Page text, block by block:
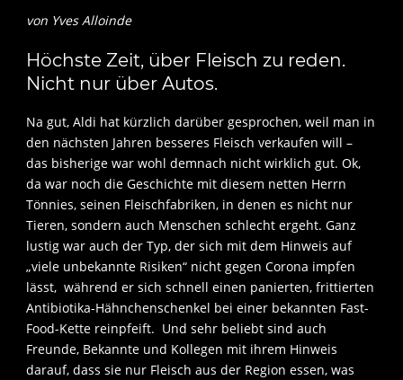
von Yves Alloinde
Höchste Zeit, über Fleisch zu reden.
Nicht nur über Autos.
Na gut, Aldi hat kürzlich darüber gesprochen, weil man in
den nächsten Jahren besseres Fleisch verkaufen will –
das bisherige war wohl demnach nicht wirklich gut. Ok,
da war noch die Geschichte mit diesem netten Herrn
Tönnies, seinen Fleischfabriken, in denen es nicht nur
Tieren, sondern auch Menschen schlecht ergeht. Ganz
lustig war auch der Typ, der sich mit dem Hinweis auf
„viele unbekannte Risiken“ nicht gegen Corona impfen
lässt, während er sich schnell einen panierten, frittierten
Antibiotika-Hähnchenschenkel bei einer bekannten Fast-
Food-Kette reinpfeift. Und sehr beliebt sind auch
Freunde, Bekannte und Kollegen mit ihrem Hinweis
darauf, dass sie nur Fleisch aus der Region essen, was